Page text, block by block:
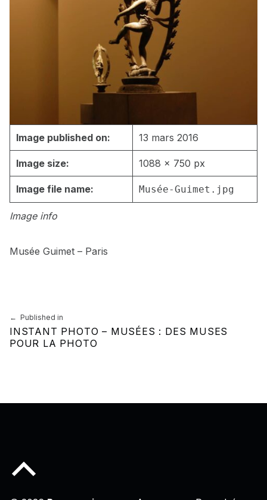
Image info
Image published on: 13 mars 2016
Image size: 1088 × 750 px
Image file name: Musée-Guimet.jpg
Musée Guimet – Paris
Navigation de l’article
Published in
INSTANT PHOTO – MUSÉES : DES MUSES
POUR LA PHOTO